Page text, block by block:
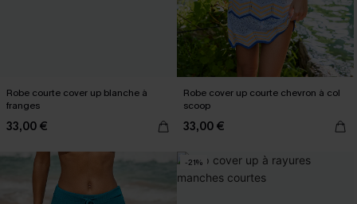
Robe courte cover up blanche à
franges
33,00 €
Robe cover up courte chevron à col
scoop
33,00 €
-21%